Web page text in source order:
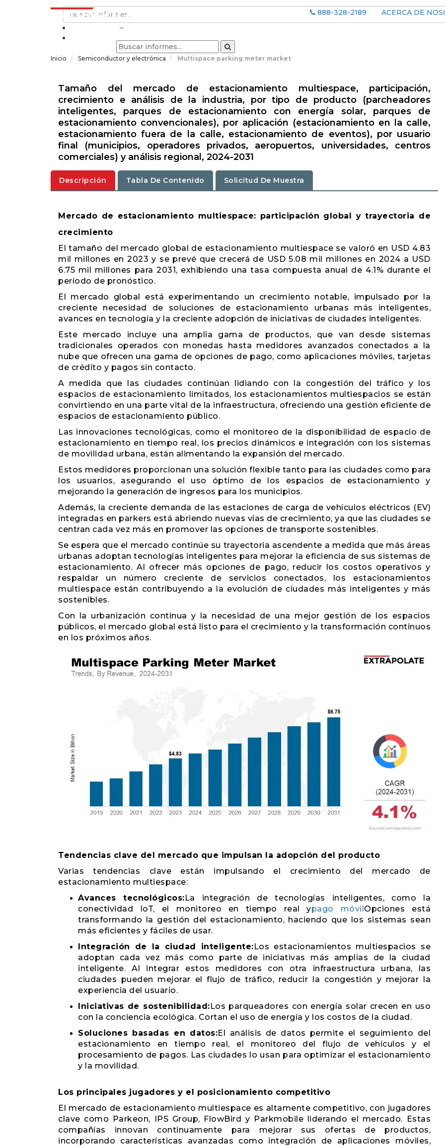
888-328-2189 ACERCA DE
Inicio Semiconductor y electrónica Multispace parking meter market
Tamaño del mercado de estacionamiento multiespace, participación,
crecimiento e análisis de la industria, por tipo de producto (parcheadores
inteligentes, parques de estacionamiento con energía solar, parques de
estacionamiento convencionales), por aplicación (estacionamiento en la calle,
estacionamiento fuera de la calle, estacionamiento de eventos), por usuario
final (municipios, operadores privados, aeropuertos, universidades, centros
comerciales) y análisis regional, 2024-2031
Descripción Tabla De Contenido Solicitud De Muestra
Mercado de estacionamiento multiespace: participación global y trayectoria de
crecimiento
El tamaño del mercado global de estacionamiento multiespace se valoró en USD 4.83
mil millones en 2023 y se prevé que crecerá de USD 5.08 mil millones en 2024 a USD
6.75 mil millones para 2031, exhibiendo una tasa compuesta anual de 4.1% durante el
período de pronóstico.
El mercado global está experimentando un crecimiento notable, impulsado por la
creciente necesidad de soluciones de estacionamiento urbanas más inteligentes,
avances en tecnología y la creciente adopción de iniciativas de ciudades inteligentes.
Este mercado incluye una amplia gama de productos, que van desde sistemas
tradicionales operados con monedas hasta medidores avanzados conectados a la
nube que ofrecen una gama de opciones de pago, como aplicaciones móviles, tarjetas
de crédito y pagos sin contacto.
A medida que las ciudades continúan lidiando con la congestión del tráfico y los
espacios de estacionamiento limitados, los estacionamientos multiespacios se están
convirtiendo en una parte vital de la infraestructura, ofreciendo una gestión eficiente de
espacios de estacionamiento público.
Las innovaciones tecnológicas, como el monitoreo de la disponibilidad de espacio de
estacionamiento en tiempo real, los precios dinámicos e integración con los sistemas
de movilidad urbana, están alimentando la expansión del mercado.
Estos medidores proporcionan una solución flexible tanto para las ciudades como para
los usuarios, asegurando el uso óptimo de los espacios de estacionamiento y
mejorando la generación de ingresos para los municipios.
Además, la creciente demanda de las estaciones de carga de vehículos eléctricos (EV)
integradas en parkers está abriendo nuevas vías de crecimiento, ya que las ciudades se
centran cada vez más en promover las opciones de transporte sostenibles.
Se espera que el mercado continúe su trayectoria ascendente a medida que más áreas
urbanas adoptan tecnologías inteligentes para mejorar la eficiencia de sus sistemas de
estacionamiento. Al ofrecer más opciones de pago, reducir los costos operativos y
respaldar un número creciente de servicios conectados, los estacionamientos
multiespace están contribuyendo a la evolución de ciudades más inteligentes y más
sostenibles.
Con la urbanización continua y la necesidad de una mejor gestión de los espacios
públicos, el mercado global está listo para el crecimiento y la transformación continuos
en los próximos años.
Tendencias clave del mercado que impulsan la adopción del producto
Varias tendencias clave están impulsando el crecimiento del mercado de
estacionamiento multiespace:
Avances tecnológicos:La integración de tecnologías inteligentes, como la
conectividad IoT, el monitoreo en tiempo real ypago móvilOpciones está
transformando la gestión del estacionamiento, haciendo que los sistemas sean
más eficientes y fáciles de usar.
Integración de la ciudad inteligente:Los estacionamientos multiespacios se
adoptan cada vez más como parte de iniciativas más amplias de la ciudad
inteligente. Al integrar estos medidores con otra infraestructura urbana, las
ciudades pueden mejorar el flujo de tráfico, reducir la congestión y mejorar la
experiencia del usuario.
Iniciativas de sostenibilidad:Los parqueadores con energía solar crecen en uso
con la conciencia ecológica. Cortan el uso de energía y los costos de la ciudad.
Soluciones basadas en datos:El análisis de datos permite el seguimiento del
estacionamiento en tiempo real, el monitoreo del flujo de vehículos y el
procesamiento de pagos. Las ciudades lo usan para optimizar el estacionamiento
y la movilidad.
Los principales jugadores y el posicionamiento competitivo
El mercado de estacionamiento multiespace es altamente competitivo, con jugadores
clave como Parkeon, IPS Group, FlowBird y Parkmobile liderando el mercado. Estas
compañías innovan continuamente para mejorar sus ofertas de productos,
incorporando características avanzadas como integración de aplicaciones móviles,